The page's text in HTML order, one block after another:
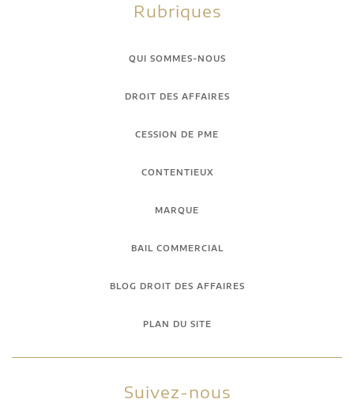
Rubriques
QUI SOMMES-NOUS
DROIT DES AFFAIRES
CESSION DE PME
CONTENTIEUX
MARQUE
BAIL COMMERCIAL
BLOG DROIT DES AFFAIRES
PLAN DU SITE
Suivez-nous